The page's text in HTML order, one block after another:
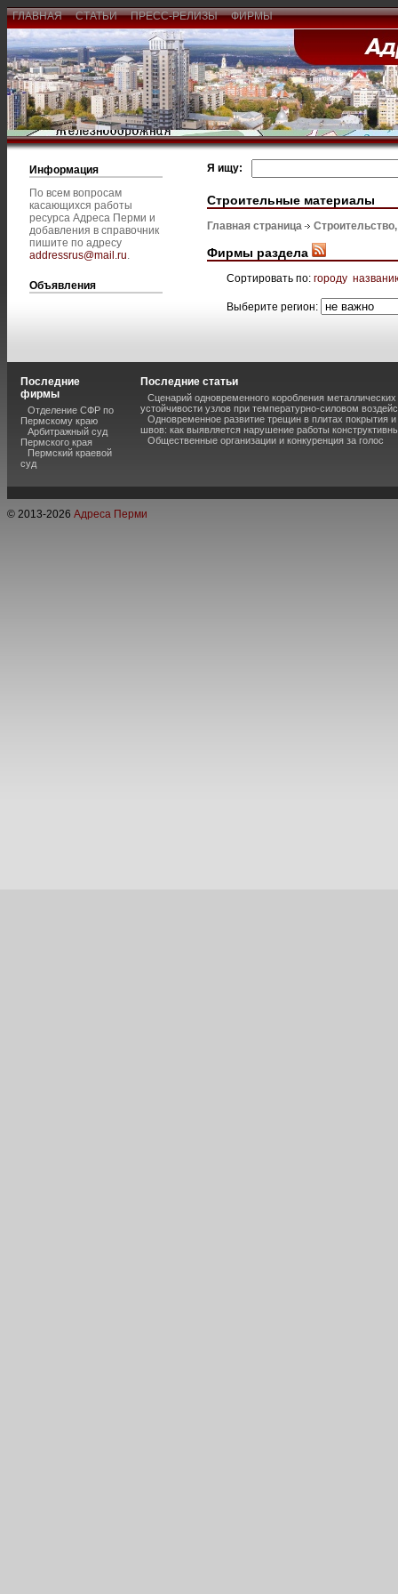
ГЛАВНАЯ СТАТЬИ ПРЕСС-РЕЛИЗЫ ФИРМЫ
Информация
По всем вопросам
касающихся работы
ресурса Адреса Перми и
добавления в справочник
пишите по адресу
addressrus@mail.ru.
Объявления
Я ищу:
Строительные материалы
Главная страница
Фирмы раздела
Сортировать по: городу
Выберите регион:
Последние
фирмы
Отделение СФР по
Пермскому краю
Арбитражный суд
Пермского края
Пермский краевой
суд
Последние статьи
Сценарий одновременного коробления
устойчивости узлов при температурно-силовом
Одновременное развитие трещин в плитах покрытия
швов: как выявляется нарушение работы
Общественные организации и конкуренция за голос
© 2013-2026 Адреса Перми